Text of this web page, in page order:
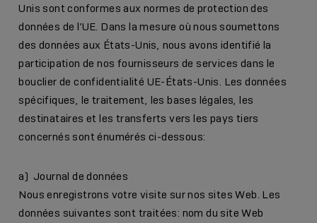
Unis sont conformes aux normes de protection des
données de l’UE. Dans la mesure où nous soumettons
des données aux États-Unis, nous avons identifié la
participation de nos fournisseurs de services dans le
bouclier de confidentialité UE-États-Unis. Les données
spécifiques, le traitement, les bases légales, les
destinataires et les transferts vers les pays tiers
concernés sont énumérés ci-dessous:
a) Journal de données
Nous enregistrons votre visite sur nos sites Web. Les
données suivantes sont traitées: nom du site Web